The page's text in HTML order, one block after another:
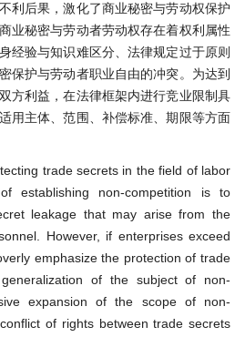
利后果，激化了商业秘密与劳动权保护
业秘密与劳动者劳动权存在着权利属性
经验与知识难区分、法律规定过于原则
保护与劳动者职业自由的冲突。为达到
方利益，在法律框架内进行竞业限制具
用主体、范围、补偿标准、期限等方面
trade secrets in the field of labor
establishing non-competition is to
leakage that may arise from the
However, if enterprises exceed
emphasize the protection of trade
of the subject of non-
expansion of the scope of non-
of rights between trade secrets